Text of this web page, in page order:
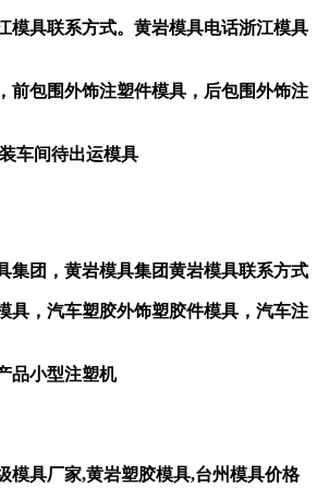
模具联系方式。 黄岩模具电话浙江模具
前包围外饰注塑件模具，后包围外饰注
车间待出运模具
集团， 黄岩模具集团黄岩模具联系方式
具，汽车塑胶外饰塑胶件模具，汽车注
品小型注塑机
模具厂家,黄岩塑胶模具,台州模具价格